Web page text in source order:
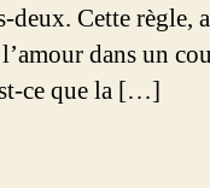
deux. Cette règle,
dans un
ce que la […]